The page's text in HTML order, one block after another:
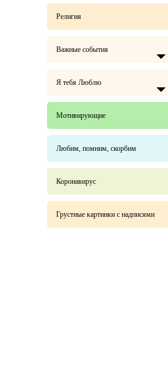
Религия
Важные события
Я тебя Люблю
Мотивирующие
Любим, помним, скорбим
Коронавирус
Грустные картинки с надписями